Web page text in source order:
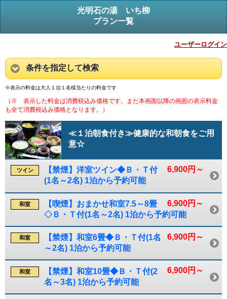
光明石の湯 いち柳
プラン一覧
ユーザーログイン
条件を指定して検索
※表示の料金は大人１泊１名様当たりの料金です
（※ 表示した料金は消費税込み価格です。また本画面以降の画面の表示料金
も全て消費税込み価格となります。）
≪１泊朝食付き≫健康的な和朝食をご用
意☆
6,900円～
ツイン
【禁煙】洋室ツイン◆Ｂ・Ｔ付
(1名～2名) 1泊から予約可能
6,900円～
和室
【喫煙】おまかせ和室7.5～8畳
◇Ｂ・Ｔ付(1名～2名) 1泊から予約可能
6,900円～
和室
【禁煙】和室6畳◆Ｂ・Ｔ付(1名
～2名) 1泊から予約可能
6,900円～
和室
【禁煙】和室10畳◆Ｂ・Ｔ付(2
名～3名) 1泊から予約可能